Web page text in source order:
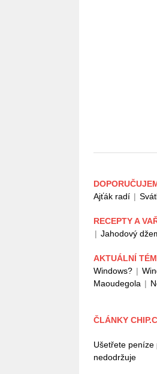
Ajťák radí |
RECEPTY A
| Jahodový
AKTUÁLNÍ
Windows? |
Maoudegola |
ČLÁNKY
Ušetřete
nedodržuje